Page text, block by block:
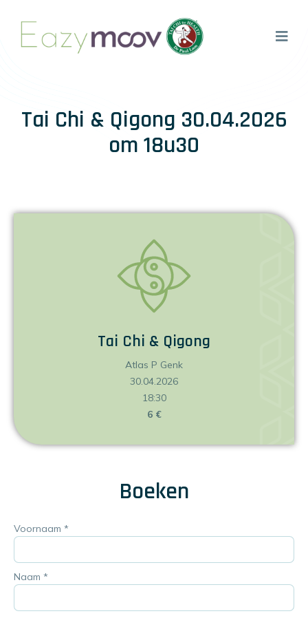
Tai Chi & Qigong 30.04.2026
om 18u30
Tai Chi & Qigong
Atlas P Genk
30.04.2026
18:30
6 €
Boeken
Voornaam *
Naam *